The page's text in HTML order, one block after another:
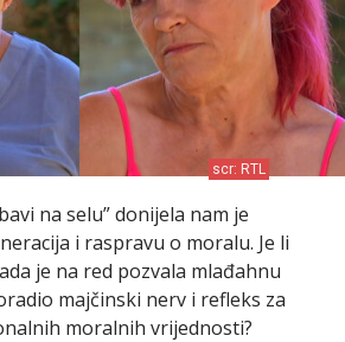
scr: RTL
na selu” donijela nam je
i raspravu o moralu. Je li
je na red pozvala mlađahnu
majčinski nerv i refleks za
moralnih vrijednosti?